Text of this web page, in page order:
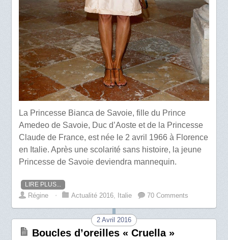
La Princesse Bianca de Savoie, fille du Prince
Amedeo de Savoie, Duc d’Aoste et de la Princesse
Claude de France, est née le 2 avril 1966 à Florence
en Italie. Après une scolarité sans histoire, la jeune
Princesse de Savoie deviendra mannequin.
LIRE PLUS...
Régine ⋅ Actualité 2016, Italie 70 Comments
2 Avril 2016
Boucles d’oreilles « Cruella »